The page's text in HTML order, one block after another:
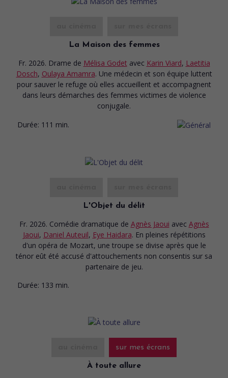
La Maison des femmes
Fr. 2026. Drame de Mélisa Godet avec Karin Viard, Laetitia
Dosch, Oulaya Amamra. Une médecin et son équipe luttent
pour sauver le refuge où elles accueillent et accompagnent
dans leurs démarches des femmes victimes de violence
conjugale.
Durée: 111 min.
L'Objet du délit
Fr. 2026. Comédie dramatique de Agnès Jaoui avec Agnès
Jaoui, Daniel Auteuil, Eye Haidara. En pleines répétitions
d'un opéra de Mozart, une troupe se divise après que le
ténor eût été accusé d'attouchements non consentis sur sa
partenaire de jeu.
Durée: 133 min.
sur mes écrans
À toute allure